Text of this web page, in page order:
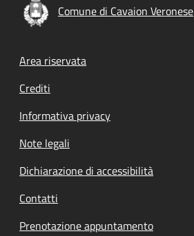
Comune di Cavaion Veronese
Footer menu
Area riservata
Crediti
Informativa privacy
Note legali
Dichiarazione di accessibilità
Contatti
Prenotazione appuntamento